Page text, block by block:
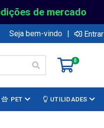
de mercado
Seja bem-vindo | Entrar
0
PET UTILIDADES